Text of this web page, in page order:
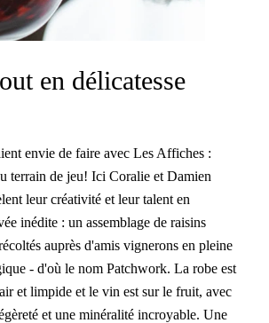
en délicatesse
envie de faire avec Les Affiches :
terrain de jeu! Ici Coralie et Damien
leur créativité et leur talent en
inédite : un assemblage de raisins
auprès d'amis vignerons en pleine
- d'où le nom Patchwork. La robe est
et limpide et le vin est sur le fruit, avec
et une minéralité incroyable. Une